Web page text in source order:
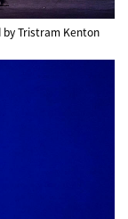
by Tristram Kenton